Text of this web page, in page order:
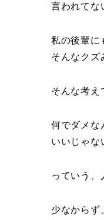
言われてな
私の後輩に
そんなクズ
そんな考え
何でダメな
いいじゃな
っていう、
少なからず